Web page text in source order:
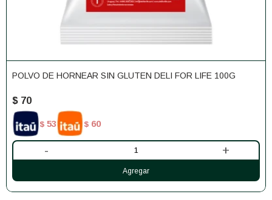
POLVO DE HORNEAR SIN GLUTEN DELI FOR LIFE 100G
$ 70
$ 53 $ 60
- +